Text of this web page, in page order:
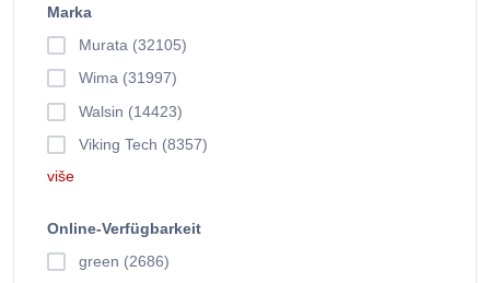
Marka
Murata (32105)
Wima (31997)
Walsin (14423)
Viking Tech (8357)
više
Online-Verfügbarkeit
green (2686)